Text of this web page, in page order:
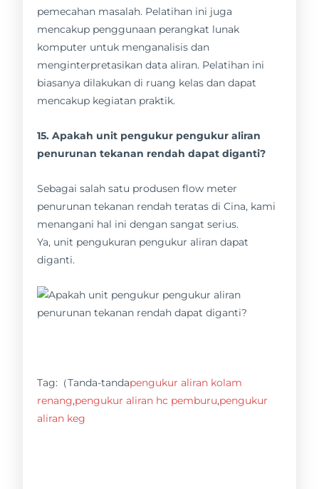
pemecahan masalah. Pelatihan ini juga
mencakup penggunaan perangkat lunak
komputer untuk menganalisis dan
menginterpretasikan data aliran. Pelatihan ini
biasanya dilakukan di ruang kelas dan dapat
mencakup kegiatan praktik.
15. Apakah unit pengukur pengukur aliran
penurunan tekanan rendah dapat diganti?
Sebagai salah satu produsen flow meter
penurunan tekanan rendah teratas di Cina, kami
menangani hal ini dengan sangat serius.
Ya, unit pengukuran pengukur aliran dapat
diganti.
Tag:（Tanda-tandapengukur aliran kolam
renang,pengukur aliran hc pemburu,pengukur
aliran keg